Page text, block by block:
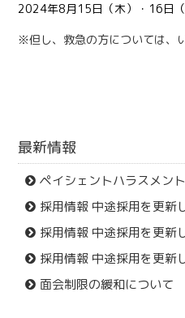
2024年8月15日（木）・16日（
※但し、救急の方については、
最新情報
ペイシェントハラスメン
採用情報 中途採用を更新
採用情報 中途採用を更新
採用情報 中途採用を更新
面会制限の緩和について